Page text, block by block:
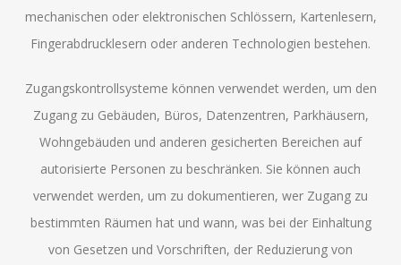
mechanischen oder elektronischen Schlössern, Kartenlesern,
Fingerabdrucklesern oder anderen Technologien bestehen.
Zugangskontrollsysteme können verwendet werden, um den
Zugang zu Gebäuden, Büros, Datenzentren, Parkhäusern,
Wohngebäuden und anderen gesicherten Bereichen auf
autorisierte Personen zu beschränken. Sie können auch
verwendet werden, um zu dokumentieren, wer Zugang zu
bestimmten Räumen hat und wann, was bei der Einhaltung
von Gesetzen und Vorschriften, der Reduzierung von